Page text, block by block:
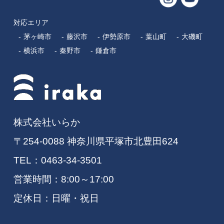
対応エリア
茅ヶ崎市
藤沢市 伊勢原市 葉山町
大磯町
横浜市
秦野市 鎌倉市
株式会社いらか
〒254-0088 神奈川県平塚市北豊田624
TEL： 0463-34-3501
営業時間：8:00～17:00
定休日：日曜・祝日